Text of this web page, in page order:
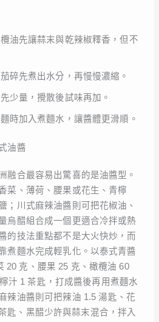
油先讓蒜末與乾辣椒釋香，但不
碎先煮出水分，再慢慢濃縮。
少量，攪散後試味再加。
時加入煮麵水，讓醬體更滑順。
油醬
融合最容易出驚喜的是油醬型。
菜、薄荷、腰果或花生、青檸
；川式麻辣油醬則可把花椒油、
烏醋組合成一個更適合冷拌或熱
的技法重點都不是大火快炒，而
煮麵水完成輕乳化。以泰式青醬
20 克、腰果 25 克、橄欖油 60
汁 1 茶匙，打成醬後再用煮麵水
辣油醬則可把辣油 1.5 湯匙、花
匙、黑醋少許與蒜末混合，拌入